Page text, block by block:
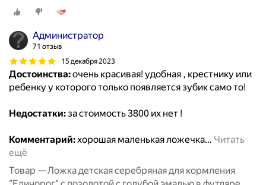
Администратор
71 отзыв
15 декабря 2023
Достоинства:очень красивая! удобная , крестнику или
ребенку у которого только появляется зубик само то!
Недостатки:за стоимость 3800 их нет !
Комментарий:хорошая маленькая ложечка… Читать
ещё
Товар — Ложка детская серебряная для кормления